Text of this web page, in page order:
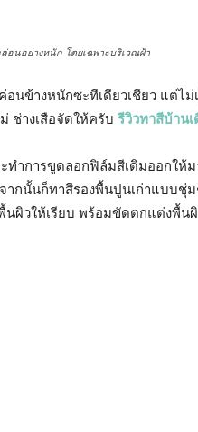
นอย่างหนัก โดยเฉพาะบริเวณฝ้า
อนข้างหนักซะทีเดียวเชียว แต่ไ
ช่างเสือจัดให้ครับ รีวิวทาสีบ้าน
ะทำการขูดลอกฟิล์มสีเดิมออกให้
ากนั้นก็ทาสีรองพื้นปูนเก่าแบบชุ่
ผิวให้เรียบ พร้อมขัดตกแต่งพื้น